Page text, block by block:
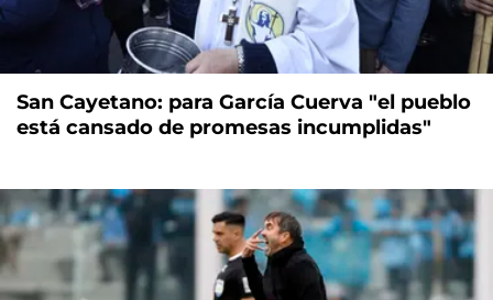
San Cayetano: para García Cuerva "el pueblo
está cansado de promesas incumplidas"